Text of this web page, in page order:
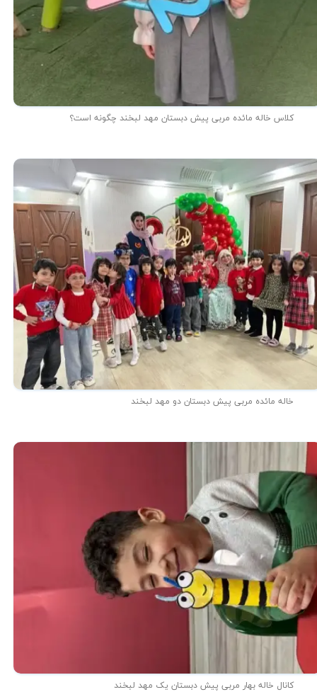
کلاس خاله مائده مربی پیش دبستان مهد لبخند چگونه است؟
خاله مائده مربی پیش دبستان دو مهد لبخند
کانال خاله بهار مربی پیش دبستان یک مهد لبخند